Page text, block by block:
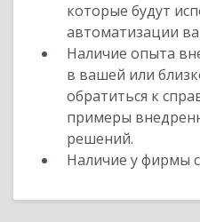
которые будут
автоматизации
Наличие опыта
в вашей или
обратиться к
примеры
решений.
Наличие у фирмы